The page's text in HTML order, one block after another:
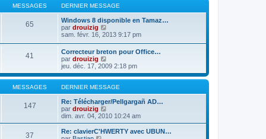
MESSAGES DERNIER MESSAGE
65
Windows 8 disponible en Tamaz…
par drouizig
o
u
l
t
e
r
l
d
e
r
n
i
sam. févr. 16, 2013 9:17 pm
41
Correcteur breton pour Office…
par drouizig
o
n
s
u
l
t
r
l
e
jeu. déc. 17, 2009 2:18 pm
MESSAGES DERNIER MESSAGE
147
Re: Télécharger/Pellgargañ AD…
par drouizig
o
n
s
dim. avr. 04, 2010 10:24 am
37
Re: clavierC'HWERTY avec UBUN…